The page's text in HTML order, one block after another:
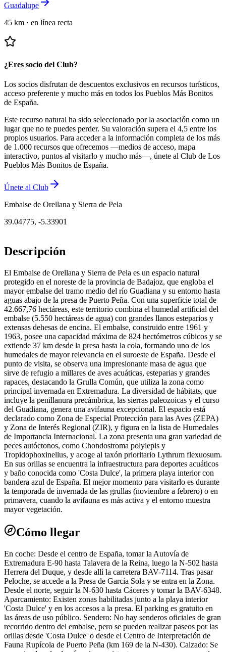
Guadalupe
45 km · en línea recta
¿Eres socio del Club?
Los socios disfrutan de descuentos exclusivos en recursos turísticos,
acceso preferente y mucho más en todos los Pueblos Más Bonitos
de España.
Este recurso natural ha sido seleccionado por la asociación como un
lugar que no te puedes perder. Su valoración supera el 4,5 entre los
propios usuarios. Para acceder a la información completa de los más
de 1.000 recursos que ofrecemos —medios de acceso, mapa
interactivo, puntos al visitarlo y mucho más—, únete al Club de Los
Pueblos Más Bonitos de España.
Únete al Club
Embalse de Orellana y Sierra de Pela
39.04775, -5.33901
Descripción
El Embalse de Orellana y Sierra de Pela es un espacio natural
protegido en el noreste de la provincia de Badajoz, que engloba el
mayor embalse del tramo medio del río Guadiana y su entorno hasta
aguas abajo de la presa de Puerto Peña. Con una superficie total de
42.667,76 hectáreas, este territorio combina el humedal artificial del
embalse (5.550 hectáreas de agua) con grandes llanos esteparios y
extensas dehesas de encina. El embalse, construido entre 1961 y
1963, posee una capacidad máxima de 824 hectómetros cúbicos y se
extiende 37 km desde la presa hasta la cola, formando uno de los
humedales de mayor relevancia en el suroeste de España. Desde el
punto de visita, se observa una impresionante masa de agua que
sirve de refugio a millares de aves acuáticas, esteparias y grandes
rapaces, destacando la Grulla Común, que utiliza la zona como
principal invernada en Extremadura. La diversidad de hábitats, que
incluye la penillanura precámbrica, las sierras paleozoicas y el curso
del Guadiana, genera una avifauna excepcional. El espacio está
declarado como Zona de Especial Protección para las Aves (ZEPA)
y Zona de Interés Regional (ZIR), y figura en la lista de Humedales
de Importancia Internacional. La zona presenta una gran variedad de
peces autóctonos, como Chondostroma polylepis y
Tropidophoxinellus, y acoge al taxón prioritario Lythrum flexuosum.
En sus orillas se encuentra la infraestructura para deportes acuáticos
y baño conocida como 'Costa Dulce', la primera playa interior con
bandera azul de España. El mejor momento para visitarlo es durante
la temporada de invernada de las grullas (noviembre a febrero) o en
primavera, cuando la avifauna es más activa y el entorno muestra
mayor vegetación.
Cómo llegar
En coche: Desde el centro de España, tomar la Autovía de
Extremadura E-90 hasta Talavera de la Reina, luego la N-502 hasta
Herrera del Duque, y desde allí la carretera BAV-7114. Tras pasar
Peloche, se accede a la Presa de García Sola y se entra en la Zona.
Desde el norte, seguir la N-630 hasta Cáceres y tomar la BAV-6348.
Aparcamiento: Existen zonas habilitadas junto a la playa interior
'Costa Dulce' y en los accesos a la presa. El parking es gratuito en
las áreas de uso público. Sendero: No hay senderos oficiales de gran
recorrido dentro del embalse, pero se pueden realizar paseos por las
orillas desde 'Costa Dulce' o desde el Centro de Interpretación de
Fauna Rupícola de Puerto Peña (km 169 de la N-430). Calzado: Se